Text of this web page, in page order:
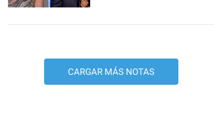
CARGAR MÁS NOTAS